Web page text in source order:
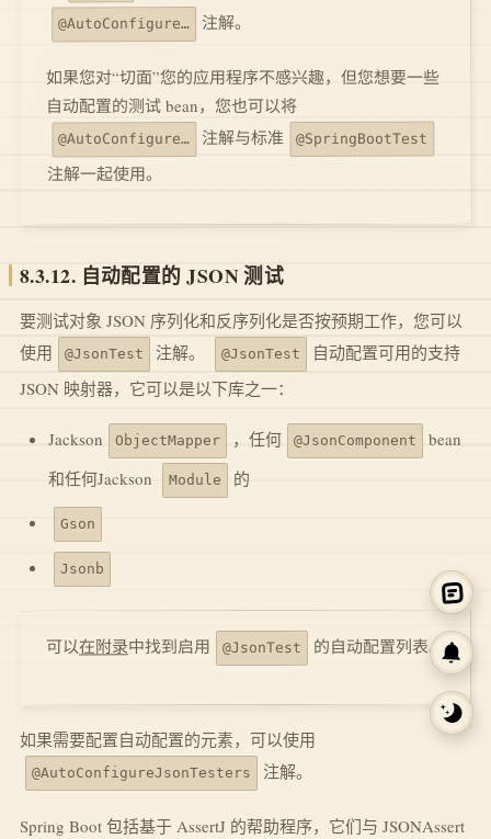
@AutoConfigure… 注解。
如果您对“切面”您的应用程序不感兴趣，但您想要一些
自动配置的测试 bean，您也可以将
@AutoConfigure… 注解与标准 @SpringBootTest
注解一起使用。
8.3.12. 自动配置的 JSON 测试
要测试对象 JSON 序列化和反序列化是否按预期工作，您可以
使用
@JsonTest 注解。 @JsonTest
自动配置可用的支持
JSON 映射器，它可以是以下库之一：
Jackson ObjectMapper ，任何 @JsonComponent
bean
和任何Jackson
Module 的
Gson
Jsonb
可以在附录中找到启用 @JsonTest 的自动配置列表。
如果需要配置自动配置的元素，可以使用
@AutoConfigureJsonTesters 注解。
Spring Boot 包括基于 AssertJ 的帮助程序，它们与 JSONAssert